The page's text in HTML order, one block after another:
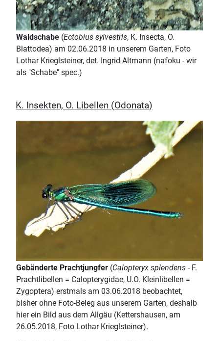
Waldschabe (Ectobius sylvestris, K. Insecta, O.
Blattodea) am 02.06.2018 in unserem Garten, Foto
Lothar Krieglsteiner, det. Ingrid Altmann (nafoku - wir
als "Schabe" spec.)
K. Insekten, O. Libellen (Odonata)
Gebänderte Prachtjungfer (Calopteryx splendens - F.
Prachtlibellen = Calopterygidae, U.O. Kleinlibellen =
Zygoptera) erstmals am 03.06.2018 beobachtet,
bisher ohne Foto-Beleg aus unserem Garten, deshalb
hier ein Bild aus dem Allgäu (Kettershausen, am
26.05.2018, Foto Lothar Krieglsteiner).